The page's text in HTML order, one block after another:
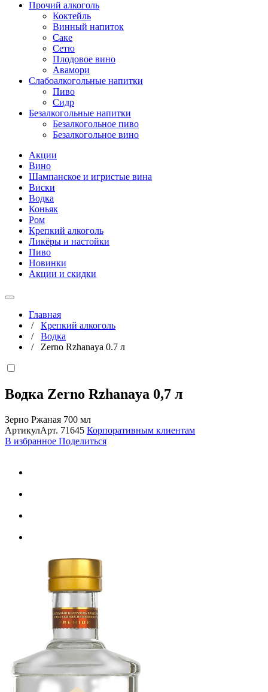
Прочий алкоголь
Коктейль
Винный напиток
Саке
Сетю
Плодовое вино
Авамори
Слабоалкогольные напитки
Пиво
Сидр
Безалкогольные напитки
Безалкогольное пиво
Безалкогольное вино
Акции
Вино
Шампанское и игристые вина
Виски
Водка
Коньяк
Ром
Крепкий алкоголь
Ликёры и настойки
Пиво
Новинки
Акции и скидки
Главная
/ Крепкий алкоголь
/ Водка
/ Zerno Rzhanaya 0.7 л
Водка Zerno Rzhanaya 0,7 л
Зерно Ржаная 700 мл
АртикулАрт. 71645 Корпоративным клиентам
В избранное Поделиться